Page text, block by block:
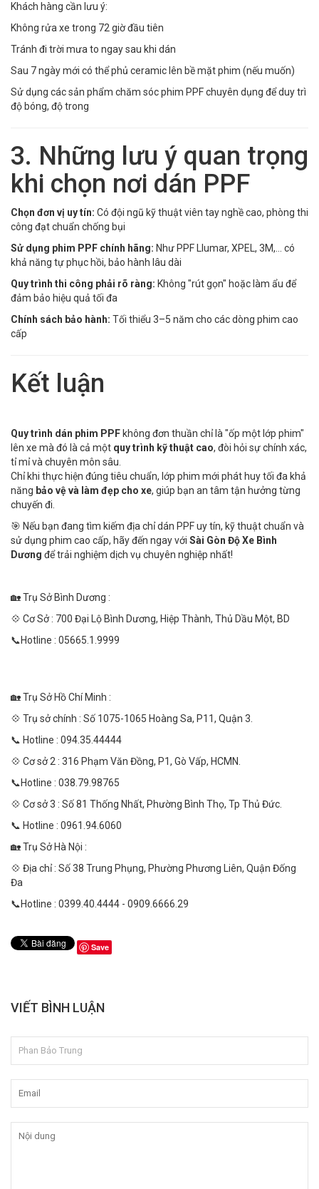
Khách hàng cần lưu ý:
Không rửa xe trong 72 giờ đầu tiên
Tránh đi trời mưa to ngay sau khi dán
Sau 7 ngày mới có thể phủ ceramic lên bề mặt phim (nếu muốn)
Sử dụng các sản phẩm chăm sóc phim PPF chuyên dụng để duy trì
độ bóng, độ trong
3. Những lưu ý quan trọng
khi chọn nơi dán PPF
Chọn đơn vị uy tín: Có đội ngũ kỹ thuật viên tay nghề cao, phòng thi
công đạt chuẩn chống bụi
Sử dụng phim PPF chính hãng: Như PPF Llumar, XPEL, 3M,... có
khả năng tự phục hồi, bảo hành lâu dài
Quy trình thi công phải rõ ràng: Không "rút gọn" hoặc làm ẩu để
đảm bảo hiệu quả tối đa
Chính sách bảo hành: Tối thiểu 3–5 năm cho các dòng phim cao
cấp
Kết luận
Quy trình dán phim PPFkhông đơn thuần chỉ là "ốp một lớp phim"
lên xe mà đó là cả một quy trình kỹ thuật cao, đòi hỏi sự chính xác,
tỉ mỉ và chuyên môn sâu.
Chỉ khi thực hiện đúng tiêu chuẩn, lớp phim mới phát huy tối đa khả
năng bảo vệ và làm đẹp cho xe, giúp bạn an tâm tận hưởng từng
chuyến đi.
🎯 Nếu bạn đang tìm kiếm địa chỉ dán PPF uy tín, kỹ thuật chuẩn và
sử dụng phim cao cấp, hãy đến ngay với Sài Gòn Độ Xe Bình
Dương để trải nghiệm dịch vụ chuyên nghiệp nhất!
🏡 Trụ Sở Bình Dương :
💠 Cơ Sở : 700 Đại Lộ Bình Dương, Hiệp Thành, Thủ Dầu Một, BD
📞Hotline : 05665.1.9999
🏡 Trụ Sở Hồ Chí Minh :
💠 Trụ sở chính : Số 1075-1065 Hoàng Sa, P11, Quận 3.
📞 Hotline : 094.35.44444
💠 Cơ sở 2 : 316 Phạm Văn Đồng, P1, Gò Vấp, HCMN.
📞Hotline : 038.79.98765
💠 Cơ sở 3 : Số 81 Thống Nhất, Phường Bình Thọ, Tp Thủ Đức.
📞 Hotline : 0961.94.6060
🏡 Trụ Sở Hà Nội :
💠 Địa chỉ : Số 38 Trung Phụng, Phường Phương Liên, Quận Đống
Đa
📞Hotline : 0399.40.4444 - 0909.6666.29
Save
VIẾT BÌNH LUẬN